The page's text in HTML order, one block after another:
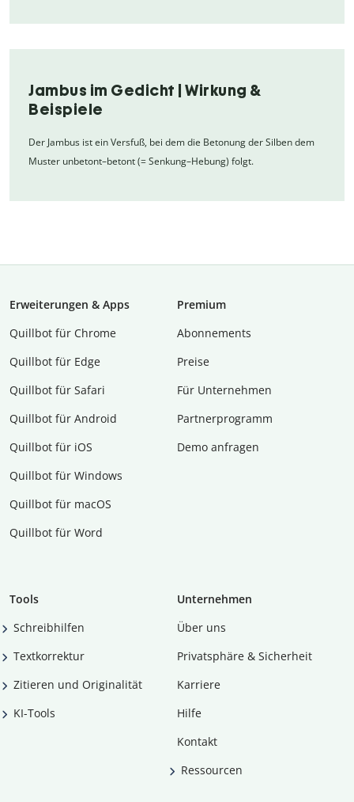
Jambus im Gedicht | Wirkung &
Beispiele
Der Jambus ist ein Versfuß, bei dem die Betonung der Silben dem
Muster unbetont–betont (= Senkung–Hebung) folgt.
Erweiterungen & Apps
Quillbot für Chrome
Quillbot für Edge
Quillbot für Safari
Quillbot für Android
Quillbot für iOS
Quillbot für Windows
Quillbot für macOS
Quillbot für Word
Premium
Abon­ne­ments
Preise
Für Unternehmen
Partnerprogramm
Demo anfragen
Tools
Schreibhilfen
Textkorrektur
Zitieren und Originalität
KI-Tools
Unternehmen
Über uns
Privatsphäre & Sicherheit
Karriere
Hilfe
Kontakt
Ressourcen